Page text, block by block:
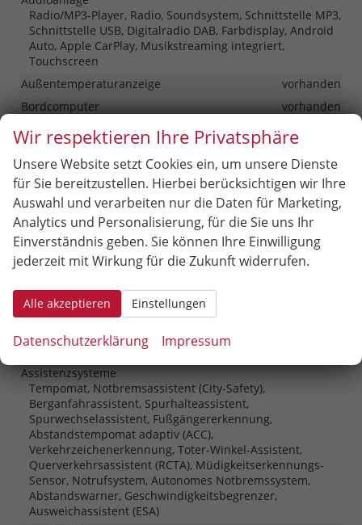
Radio/MP3-Player, Radio, Soundsystem, Schnittstelle MP3,
Schnittstelle USB, Digitalradio DAB, Farbdisplay, Android
Auto, Apple CarPlay, Musikstreaming integriert,
Touchscreen
Außentemperaturanzeige
vorhanden
Bordcomputer
vorhanden
Head-up-Display
Navigationssystem
Telefon
Freisprecheinrichtung, Bluetooth, Induktionsladen für
Smartphones
Uhr & Drehzahlmesser
vorhanden
Volldigitales Kombiinstrument (Virtual Cockpit)
vorhanden
Sicherheit & Assistenz
Airbags
Airbag, Fenster-/Kopfairbags Vorne, Beifahrerairbag
abschaltbar, Seitenairbags Vorne, Beifahrerairbag
Assistenzsysteme
Tempomat, Notbremsassistent (City-Safety),
Berganfahrassistent, Spurhalteassistent,
Spurwechselassistent, Fußgängererkennung,
Abstandstempomat adaptiv (ACC),
Verkehrzeichenerkennung, Toter-Winkel-Assistent,
Querverkehrsassistent (RCTA), Müdigkeitserkennungs-
Sensor, Notrufsystem, Autonomes Notbremssystem,
Abstandswarner, Geschwindigkeitsbegrenzer,
Ausweichassistent (ESA)
Wir respektieren Ihre Privatsphäre
Unsere Website setzt Cookies ein, um unsere Dienste
für Sie bereitzustellen. Hierbei berücksichtigen wir Ihre
Auswahl und verarbeiten nur die Daten für Marketing,
Analytics und Personalisierung, für die Sie uns Ihr
Einverständnis geben. Sie können Ihre Einwilligung
jederzeit mit Wirkung für die Zukunft widerrufen.
Alle akzeptieren Einstellungen
Datenschutzerklärung Impressum